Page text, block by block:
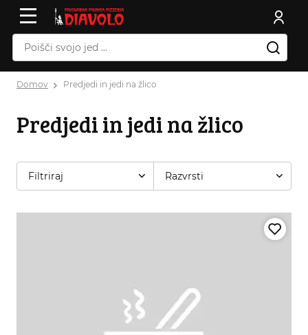
Domov Predjedi in jedi na žlico
Predjedi in jedi na žlico
Filtriraj Razvrsti